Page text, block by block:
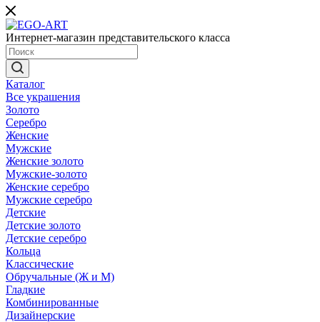
Интернет-магазин представительского класса
Каталог
Все украшения
Золото
Серебро
Женские
Мужские
Женские золото
Мужские-золото
Женские серебро
Мужские серебро
Детские
Детские золото
Детские серебро
Кольца
Классические
Обручальные (Ж и М)
Гладкие
Комбинированные
Дизайнерские